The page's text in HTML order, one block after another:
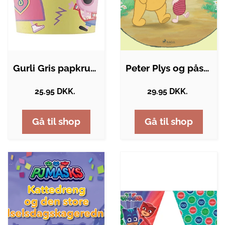
Gurli Gris papkrus - 8 stk.
25.95 DKK.
Gå til shop
Peter Plys og påskeægget
29.95 DKK.
Gå til shop